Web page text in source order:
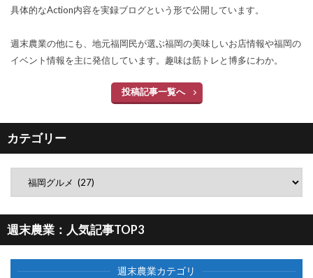
具体的なAction内容を実録ブログという形で公開しています。
週末農業の他にも、地元福岡民が選ぶ福岡の美味しいお店情報や福岡の
イベント情報を主に発信しています。趣味は筋トレと博多にわか。
投稿記事一覧へ
カテゴリー
週末農業：人気記事TOP3
週末農業カテゴリ